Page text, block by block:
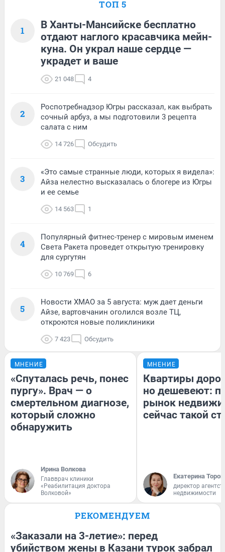
ТОП 5
1
В Ханты-Мансийске бесплатно
отдают наглого красавчика мейн-
куна. Он украл наше сердце —
украдет и ваше
21 048 4
2
Роспотребнадзор Югры рассказал, как выбрать
сочный арбуз, а мы подготовили 3 рецепта
салата с ним
14 726 Обсудить
3
«Это самые странные люди, которых я видела»:
Айза нелестно высказалась о блогере из Югры
и ее семье
14 563 1
4
Популярный фитнес-тренер с мировым именем
Света Ракета проведет открытую тренировку
для сургутян
10 769 6
5
Новости ХМАО за 5 августа: муж дает деньги
Айзе, вартовчанин оголился возле ТЦ,
откроются новые поликлиники
7 423 Обсудить
МНЕНИЕ
«Спуталась речь, понес
пургу». Врач — о
смертельном диагнозе,
который сложно
обнаружить
Ирина Волкова
Главврач клиники
«Реабилитация доктора
Волковой»
МНЕНИЕ
Квартиры
но дешевеют:
рынок
сейчас такой
Екатерина
директор
недвижимости
РЕКОМЕНДУЕМ
«Заказали на 3-летие»: перед
убийством жены в Казани турок забрал